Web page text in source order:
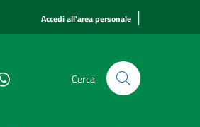
Accedi all'area personale |
Cerca